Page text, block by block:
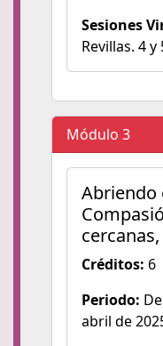
Sesiones
Revillas. 4
Módulo 3
Abriendo
Créditos: 6
Periodo:
abril de